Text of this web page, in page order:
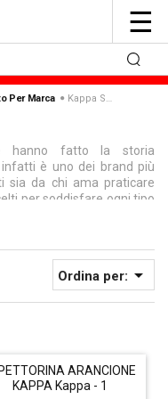
☰
Per Marca
hanno fatto la storia
è uno dei brand più
sia da chi ama praticare
per soddisfare ogni tipo
la comodità nel
, dallo stile minimal e le
famoso logo con gli omini
di Soccertime
fabbrica specializzata in
per la produzione di
più apprezzati nel
ad essere indossata
Ordina per: 